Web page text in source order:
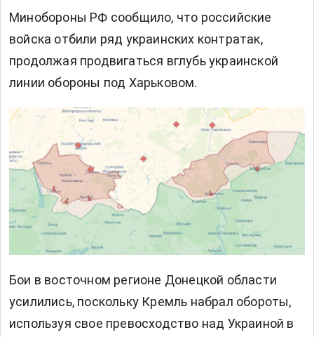
Минобороны РФ сообщило, что российские
войска отбили ряд украинских контратак,
продолжая продвигаться вглубь украинской
линии обороны под Харьковом.
Бои в восточном регионе Донецкой области
усилились, поскольку Кремль набрал обороты,
используя свое превосходство над Украиной в